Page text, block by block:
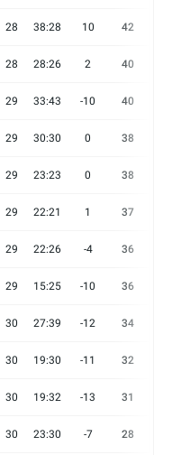
28 38:28 10 42
28 28:26 2 40
29 33:43 -10 40
29 30:30 0 38
29 23:23 0 38
29 22:21 1 37
29 22:26 -4 36
29 15:25 -10 36
30 27:39 -12 34
30 19:30 -11 32
30 19:32 -13 31
30 23:30 -7 28